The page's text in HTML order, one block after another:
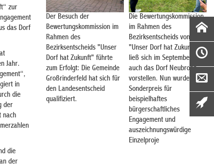
zur
das Dorf
Jahr.
in
die
der
nach
die
der
Der Besuch der
Bewertungskommission im
Rahmen des
Bezirksentscheids "Unser
Dorf hat Zukunft" führte
zum Erfolgt: Die Gemeinde
Großrinderfeld hat sich für
den Landesentscheid
qualifiziert.
Die Bewertungskommission
im Rahmen des
Bezirksentscheids von
"Unser Dorf hat Zukunft"
ließ sich im September
auch das Dorf Neubronn
vorstellen. Nun wurde ein
Sonderpreis für
beispielhaftes
bürgerschaftliches
Engagement und
auszeichnungswürdige
Einzelproje